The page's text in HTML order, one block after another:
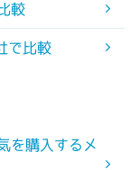
較
で比較
を購入するメ